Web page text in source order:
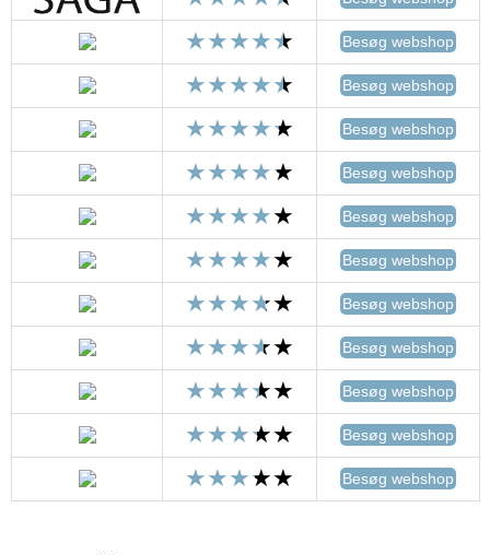
Besøg webshop
Besøg webshop
Besøg webshop
Besøg webshop
Besøg webshop
Besøg webshop
Besøg webshop
Besøg webshop
Besøg webshop
Besøg webshop
Besøg webshop